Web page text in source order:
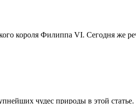
короля Филиппа VI. Сегодня же
чудес природы в этой статье.